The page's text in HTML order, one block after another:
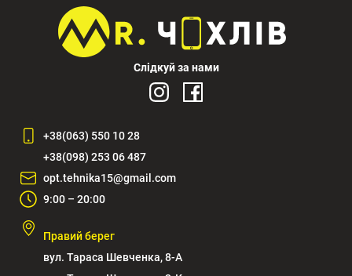
Слідкуй за нами
+38(063) 550 10 28
+38(098) 253 06 487
opt.tehnika15@gmail.com
9:00 – 20:00
Правий берег
вул. Тараса Шевченка, 8-А